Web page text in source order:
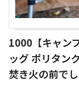
1000【キャン
ッグ ポリタン
焚き火の前で